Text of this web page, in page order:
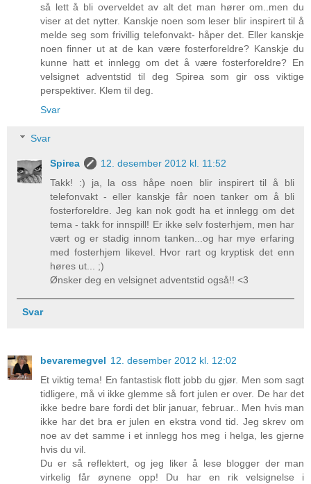
så lett å bli overveldet av alt det man hører om..men du
viser at det nytter. Kanskje noen som leser blir inspirert til å
melde seg som frivillig telefonvakt- håper det. Eller kanskje
noen finner ut at de kan være fosterforeldre? Kanskje du
kunne hatt et innlegg om det å være fosterforeldre? En
velsignet adventstid til deg Spirea som gir oss viktige
perspektiver. Klem til deg.
Svar
Svar
Spirea
12. desember 2012 kl. 11:52
Takk! :) ja, la oss håpe noen blir inspirert til å bli
telefonvakt - eller kanskje får noen tanker om å bli
fosterforeldre. Jeg kan nok godt ha et innlegg om det
tema - takk for innspill! Er ikke selv fosterhjem, men har
vært og er stadig innom tanken...og har mye erfaring
med fosterhjem likevel. Hvor rart og kryptisk det enn
høres ut... ;)
Ønsker deg en velsignet adventstid også!! <3
Svar
bevaremegvel 12. desember 2012 kl. 12:02
Et viktig tema! En fantastisk flott jobb du gjør. Men som sagt
tidligere, må vi ikke glemme så fort julen er over. De har det
ikke bedre bare fordi det blir januar, februar.. Men hvis man
ikke har det bra er julen en ekstra vond tid. Jeg skrev om
noe av det samme i et innlegg hos meg i helga, les gjerne
hvis du vil.
Du er så reflektert, og jeg liker å lese blogger der man
virkelig får øynene opp! Du har en rik velsignelse i